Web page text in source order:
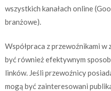
wszystkich kanałach online
branżowe).
Współpraca z przewoźnikami
być również efektywnym
linków. Jeśli przewoźnicy
mogą być zainteresowani